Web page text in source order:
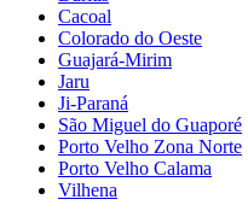
Cacoal
Colorado do Oeste
Guajará-Mirim
Jaru
Ji-Paraná
São Miguel do Guaporé
Porto Velho Zona Norte
Porto Velho Calama
Vilhena